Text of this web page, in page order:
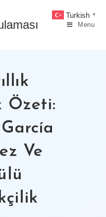
Menu
Özeti:
Ve
Turkish ▼